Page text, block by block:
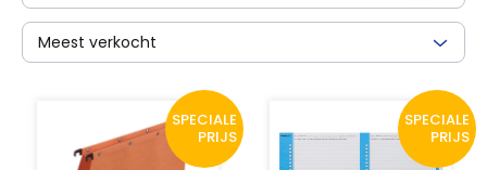
Meest verkocht
SPECIALE
PRIJS
SPECIALE
PRIJS